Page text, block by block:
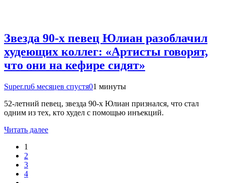
Звезда 90-х певец Юлиан разоблачил
худеющих коллег: «Артисты говорят,
что они на кефире сидят»
Super.ru6 месяцев спустя01 минуты
52‑летний певец, звезда 90‑х Юлиан признался, что стал
одним из тех, кто худел с помощью инъекций.
Читать далее
1
2
3
4